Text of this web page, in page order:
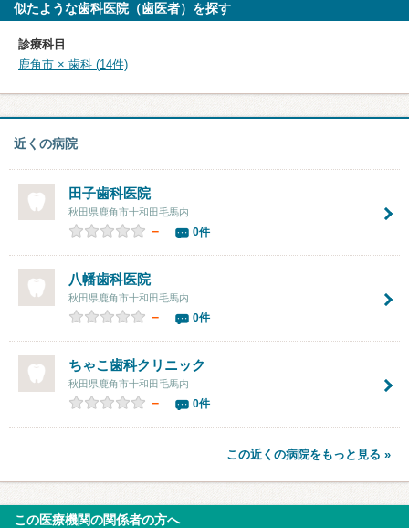
似たような歯科医院（歯医者）を探す
診療科目
鹿角市 × 歯科 (14件)
近くの病院
田子歯科医院
秋田県鹿角市十和田毛馬内
－ 0件
八幡歯科医院
秋田県鹿角市十和田毛馬内
－ 0件
ちゃこ歯科クリニック
秋田県鹿角市十和田毛馬内
－ 0件
この近くの病院をもっと見る »
この医療機関の関係者の方へ